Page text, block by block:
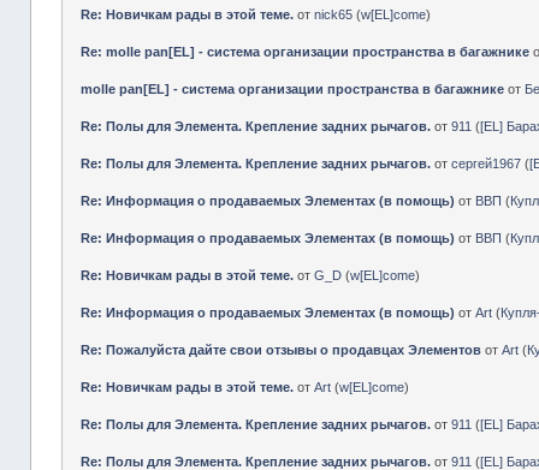
Re: Новичкам рады в этой теме. отnick65 (w[EL]come)
Re: molle pan[EL] - система организации пространства в багажнике
molle pan[EL] - система организации пространства в багажнике от
Re: Полы для Элемента. Крепление задних рычагов. от911 ([EL]
Re: Полы для Элемента. Крепление задних рычагов. отсергей1967 (
Re: Информация о продаваемых Элементах (в помощь) от ВВП (
Re: Информация о продаваемых Элементах (в помощь) от ВВП (
Re: Новичкам рады в этой теме. отG_D (w[EL]come)
Re: Информация о продаваемых Элементах (в помощь) отArt (
Re: Пожалуйста дайте свои отзывы о продавцах Элементов отArt (
Re: Новичкам рады в этой теме. отArt (w[EL]come)
Re: Полы для Элемента. Крепление задних рычагов. от911 ([EL]
Re: Полы для Элемента. Крепление задних рычагов. от911 ([EL]